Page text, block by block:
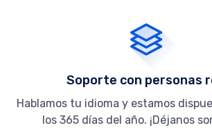
Soporte con personas
Hablamos tu idioma y estamos
los 365 días del año. ¡Déjanos